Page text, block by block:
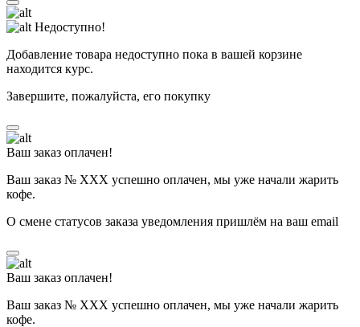
Недоступно!
Добавление товара недоступно пока в вашей корзине
находится курс.
Завершите, пожалуйста, его покупку
Ваш заказ оплачен!
Ваш заказ № ХХХ успешно оплачен, мы уже начали жарить
кофе.
О смене статусов заказа уведомления пришлём на ваш email
Ваш заказ оплачен!
Ваш заказ № ХХХ успешно оплачен, мы уже начали жарить
кофе.